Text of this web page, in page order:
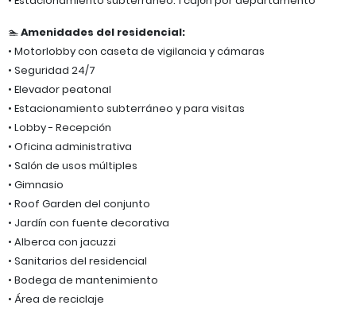
🏊Amenidades del residencial:
• Motorlobby con caseta de vigilancia y cámaras
• Seguridad 24/7
• Elevador peatonal
• Estacionamiento subterráneo y para visitas
• Lobby - Recepción
• Oficina administrativa
• Salón de usos múltiples
• Gimnasio
• Roof Garden del conjunto
• Jardín con fuente decorativa
• Alberca con jacuzzi
• Sanitarios del residencial
• Bodega de mantenimiento
• Área de reciclaje